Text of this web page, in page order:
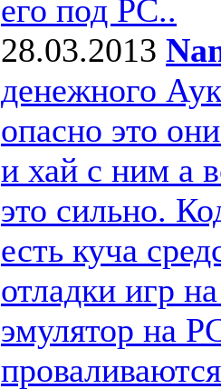
его под РС..
28.03.2013
денежного
опасно это
и хай с ним а
это сильно.
есть куча
отладки игр
эмулятор на